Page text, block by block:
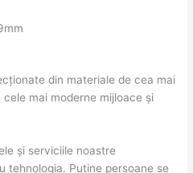
din materiale de cea mai
mai moderne mijloace și
și serviciile noastre
tehnologia. Puține persoane se